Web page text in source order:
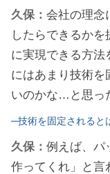
久保： 会社の理念
したらできるか
に実現できる方法
にはあまり技術を
いのかな…と思っ
─技術を固定されると
久保： 例えば、パ
作ってくれ」と言